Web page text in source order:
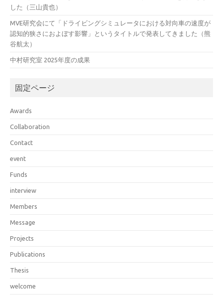
した（三山貴也）
MVE研究会にて「ドライビングシミュレータにおける対向車の速度が
認知的狭さにおよぼす影響」というタイトルで発表してきました（熊
谷航太）
中村研究室 2025年度の成果
固定ページ
Awards
Collaboration
Contact
event
Funds
interview
Members
Message
Projects
Publications
Thesis
welcome